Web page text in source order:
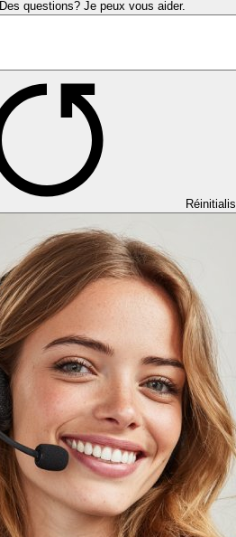
Des questions? Je peux vous aider.